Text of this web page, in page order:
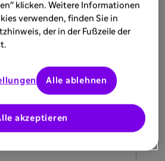
einen reibungslosen und
klicken. Weitere Informationen
verwenden, finden Sie in
der in der Fußzeile der
akzeptieren
Alle ablehnen